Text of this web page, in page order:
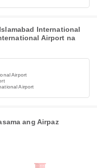
International
Airport na
Airport
Airport
ang Airpaz